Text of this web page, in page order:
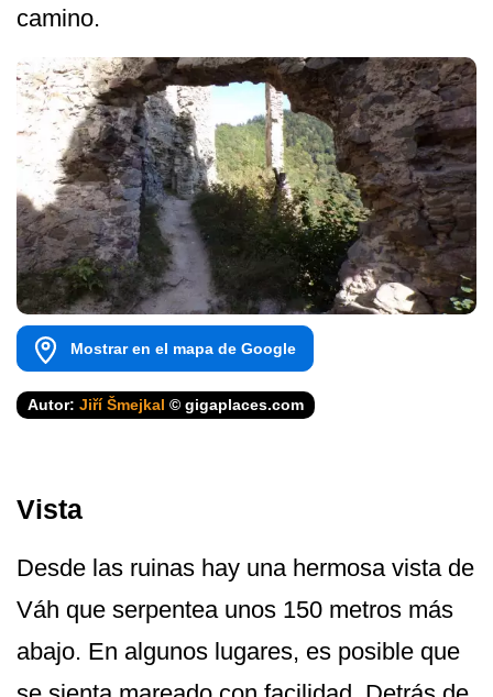
camino.
Mostrar en el mapa de Google
Autor: Jiří Šmejkal © gigaplaces.com
Vista
Desde las ruinas hay una hermosa vista de
Váh que serpentea unos 150 metros más
abajo. En algunos lugares, es posible que